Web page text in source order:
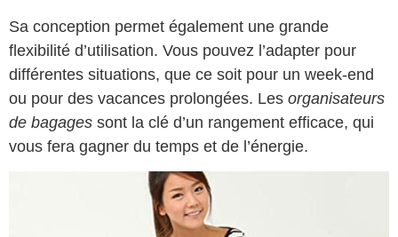
Sa conception permet également une grande
flexibilité d’utilisation. Vous pouvez l’adapter pour
différentes situations, que ce soit pour un week-end
ou pour des vacances prolongées. Les organisateurs
de bagages sont la clé d’un rangement efficace, qui
vous fera gagner du temps et de l’énergie.